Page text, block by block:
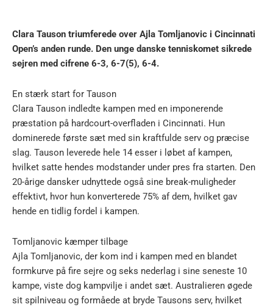
Clara Tauson triumferede over Ajla Tomljanovic i Cincinnati
Open’s anden runde. Den unge danske tenniskomet sikrede
sejren med cifrene 6-3, 6-7(5), 6-4.
En stærk start for Tauson
Clara Tauson indledte kampen med en imponerende
præstation på hardcourt-overfladen i Cincinnati. Hun
dominerede første sæt med sin kraftfulde serv og præcise
slag. Tauson leverede hele 14 esser i løbet af kampen,
hvilket satte hendes modstander under pres fra starten. Den
20-årige dansker udnyttede også sine break-muligheder
effektivt, hvor hun konverterede 75% af dem, hvilket gav
hende en tidlig fordel i kampen.
Tomljanovic kæmper tilbage
Ajla Tomljanovic, der kom ind i kampen med en blandet
formkurve på fire sejre og seks nederlag i sine seneste 10
kampe, viste dog kampvilje i andet sæt. Australieren øgede
sit spilniveau og formåede at bryde Tausons serv, hvilket